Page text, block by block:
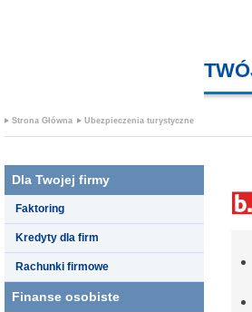
Strona Główna Ubezpieczenia turystyczne
Dla Twojej firmy
Faktoring
Kredyty dla firm
Rachunki firmowe
Finanse osobiste